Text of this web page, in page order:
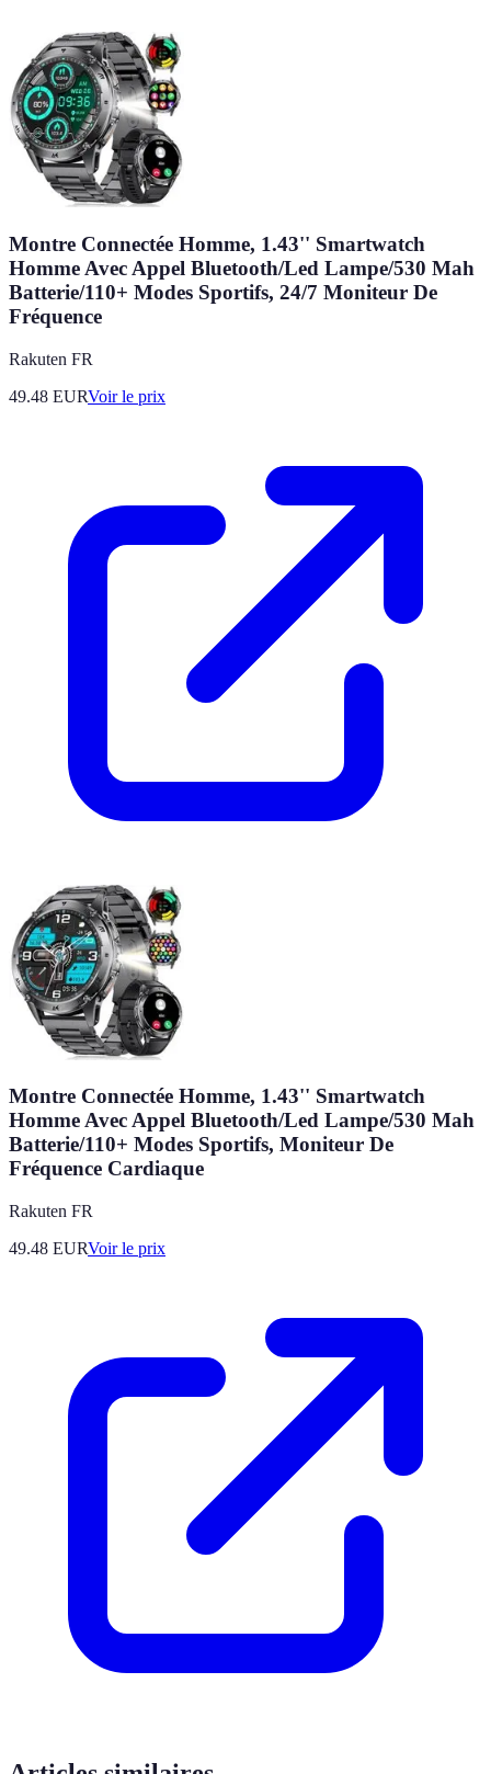
Montre Connectée Homme, 1.43'' Smartwatch
Homme Avec Appel Bluetooth/Led Lampe/530 Mah
Batterie/110+ Modes Sportifs, 24/7 Moniteur De
Fréquence
Rakuten FR
49.48 EURVoir le prix
Montre Connectée Homme, 1.43'' Smartwatch
Homme Avec Appel Bluetooth/Led Lampe/530 Mah
Batterie/110+ Modes Sportifs, Moniteur De
Fréquence Cardiaque
Rakuten FR
49.48 EURVoir le prix